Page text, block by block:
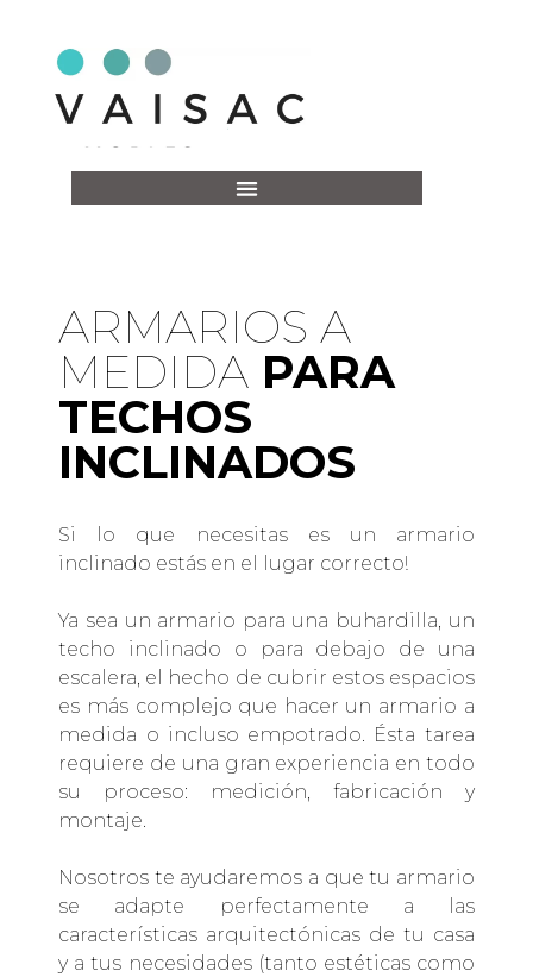
ARMARIOS A
MEDIDA PARA
TECHOS
INCLINADOS
Si lo que necesitas es un armario
inclinado estás en el lugar correcto!
Ya sea un armario para una buhardilla, un
techo inclinado o para debajo de una
escalera, el hecho de cubrir estos espacios
es más complejo que hacer un armario a
medida o incluso empotrado. Ésta tarea
requiere de una gran experiencia en todo
su proceso: medición, fabricación y
montaje.
Nosotros te ayudaremos a que tu armario
se adapte perfectamente a las
características arquitectónicas de tu casa
y a tus necesidades (tanto estéticas como